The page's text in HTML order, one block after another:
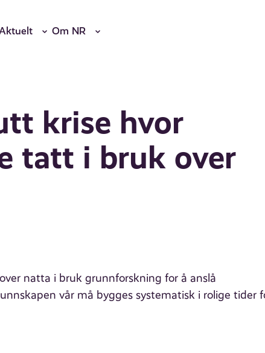
Om NR
krise hvor
tatt i bruk over
natta i bruk grunnforskning for å anslå
vår må bygges systematisk i rolige tider